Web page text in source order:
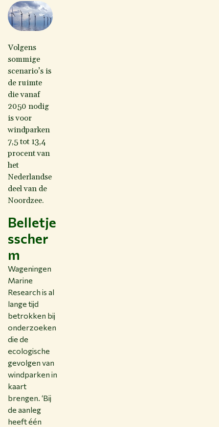
Volgens
sommige
scenario’s is
de ruimte
die vanaf
2050 nodig
is voor
windparken
7,5 tot 13,4
procent van
het
Nederlandse
deel van de
Noordzee.
Belletje
sscher
m
Wageningen
Marine
Research is al
lange tijd
betrokken bij
onderzoeken
die de
ecologische
gevolgen van
windparken in
kaart
brengen. ‘Bij
de aanleg
heeft één